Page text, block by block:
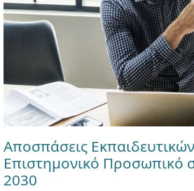
Αποσπάσεις
Επιστημονικό Προσωπικό
2030